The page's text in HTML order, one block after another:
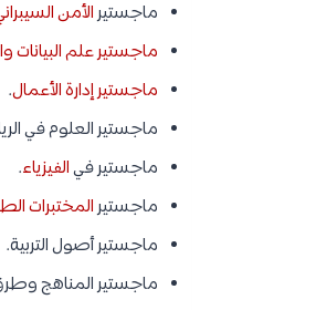
ماجستيرالأمن
ماجستير علم البيانات
ماجستير إدارة الأعمال.
ماجستير العلوم في
ماجستير فيالفيزياء.
ماجستيرالمختبرات
ماجستير أصول التربية.
ماجستير المناهج